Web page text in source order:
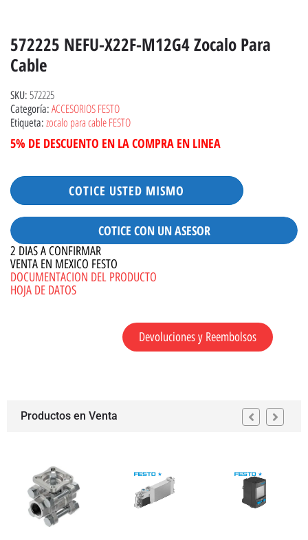
572225 NEFU-X22F-M12G4 Zocalo Para
Cable
SKU: 572225
Categoría: ACCESORIOS FESTO
Etiqueta: zocalo para cable FESTO
5% DE DESCUENTO EN LA COMPRA EN LINEA
COTICE USTED MISMO
COTICE CON UN ASESOR
2 DIAS A CONFIRMAR
VENTA EN MEXICO FESTO
DOCUMENTACION DEL PRODUCTO
HOJA DE DATOS
Devoluciones y Reembolsos
Productos en Venta